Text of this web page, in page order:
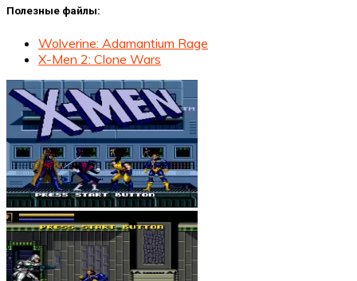
Полезные файлы:
Wolverine: Adamantium Rage
X-Men 2: Clone Wars